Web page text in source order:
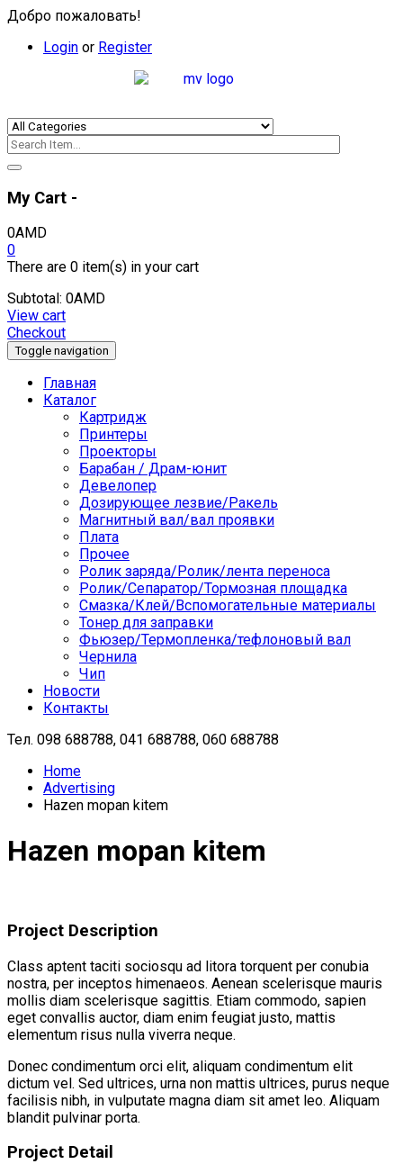
Добро пожаловать!
Login or Register
My Cart -
0AMD
0
There are 0 item(s) in your cart
Subtotal: 0AMD
View cart
Checkout
Toggle navigation
Главная
Каталог
Картридж
Принтеры
Проекторы
Барабан / Драм-юнит
Девелопер
Дозирующее лезвие/Ракель
Магнитный вал/вал проявки
Плата
Прочее
Ролик заряда/Ролик/лента переноса
Ролик/Сепаратор/Тормозная площадка
Смазка/Клей/Вспомогательные материалы
Тонер для заправки
Фьюзер/Термопленка/тефлоновый вал
Чернила
Чип
Новости
Контакты
Тел. 098 688788, 041 688788, 060 688788
Home
Advertising
Hazen mopan kitem
Hazen mopan kitem
Project Description
Class aptent taciti sociosqu ad litora torquent per conubia
nostra, per inceptos himenaeos. Aenean scelerisque mauris
mollis diam scelerisque sagittis. Etiam commodo, sapien
eget convallis auctor, diam enim feugiat justo, mattis
elementum risus nulla viverra neque.
Donec condimentum orci elit, aliquam condimentum elit
dictum vel. Sed ultrices, urna non mattis ultrices, purus neque
facilisis nibh, in vulputate magna diam sit amet leo. Aliquam
blandit pulvinar porta.
Project Detail